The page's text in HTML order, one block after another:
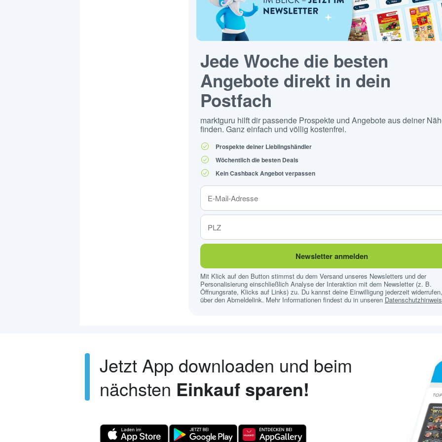
Jede Woche die besten
Angebote direkt in dein
Postfach
marktguru hilft dir passende Prospekte und Angebote aus deiner
finden. Ganz einfach und völlig kostenfrei.
Prospekte deiner Lieblingshändler
Wöchentlich die besten Deals
Kein Cashback Angebot verpassen
Newsletter anmelden
Mit Klick auf den Button stimmst du dem Versand unseres Newsletters und der
Personalisierung einschließlich Analyse der Interaktion mit dem Newsletter (z. B.
Öffnungsrate, Klicks auf Links) zu. Du kannst deine Einwilligung jederzeit
über den Abmeldelink. Mehr Informationen findest du in unseren
Jetzt App downloaden und beim
nächsten Einkauf sparen!